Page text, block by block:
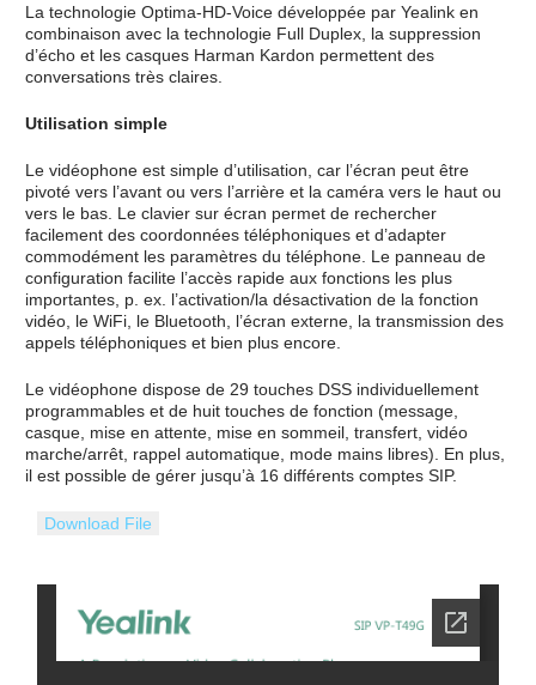
Société
Services
Terminaux et solutions VoIP
Solutions IP
La technologie Optima-HD-Voice développée par Yealink en
combinaison avec la technologie Full Duplex, la suppression
d’écho et les casques Harman Kardon permettent des
conversations très claires.
Utilisation simple
Le vidéophone est simple d’utilisation, car l’écran peut être
pivoté vers l’avant ou vers l’arrière et la caméra vers le haut ou
vers le bas. Le clavier sur écran permet de rechercher
facilement des coordonnées téléphoniques et d’adapter
commodément les paramètres du téléphone. Le panneau de
configuration facilite l’accès rapide aux fonctions les plus
importantes, p. ex. l’activation/la désactivation de la fonction
vidéo, le WiFi, le Bluetooth, l’écran externe, la transmission des
appels téléphoniques et bien plus encore.
Le vidéophone dispose de 29 touches DSS individuellement
programmables et de huit touches de fonction (message,
casque, mise en attente, mise en sommeil, transfert, vidéo
marche/arrêt, rappel automatique, mode mains libres). En plus,
il est possible de gérer jusqu’à 16 différents comptes SIP.
Download File